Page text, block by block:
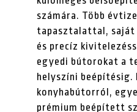
számára. Több
tapasztalattal, saját
és precíz
egyedi bútorokat a
helyszíni beépítésig.
konyhabútorról,
prémium beépített